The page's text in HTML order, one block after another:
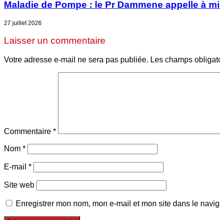
Maladie de Pompe : le Pr Dammene appelle à
27 juillet 2026
Laisser un commentaire
Votre adresse e-mail ne sera pas publiée. Les champs
Commentaire *
Nom *
E-mail *
Site web
Enregistrer mon nom, mon e-mail et mon site dans le